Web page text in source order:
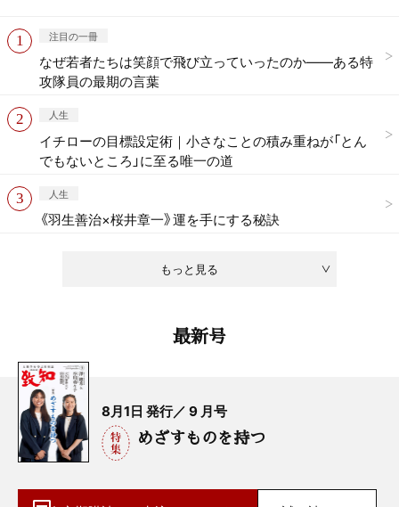
もっと見る
注目の一冊
なぜ若者たちは笑顔で飛び立っていったのか——ある特
攻隊員の最期の言葉
人生
イチローの目標設定術｜小さなことの積み重ねが「とん
でもないところ」に至る唯一の道
人生
《羽生善治×桜井章一》運を手にする秘訣
最新号
8月1日 発行／ 9 月号
めざすものを持つ